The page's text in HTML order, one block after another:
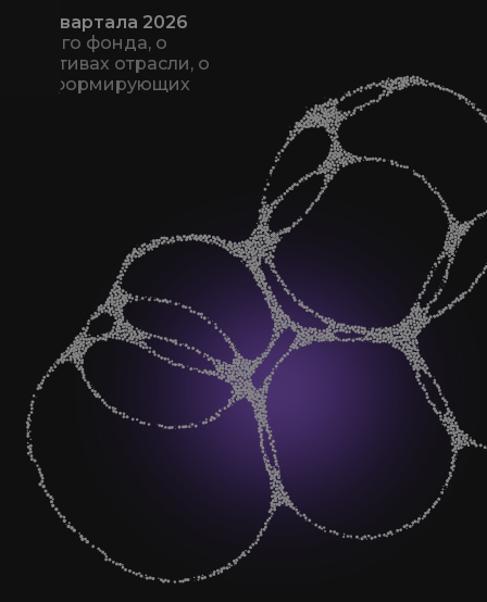
квартала 2026
фонда, о
отрасли, о
формирующих